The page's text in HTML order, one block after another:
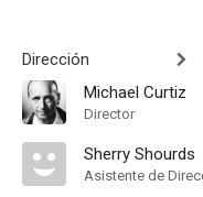
Dirección
Michael Curtiz
Director
Sherry Shourds